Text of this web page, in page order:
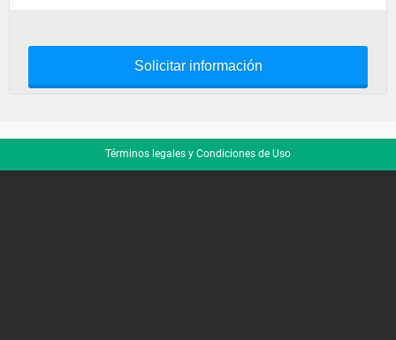
Solicitar información
Términos legales y Condiciones de Uso